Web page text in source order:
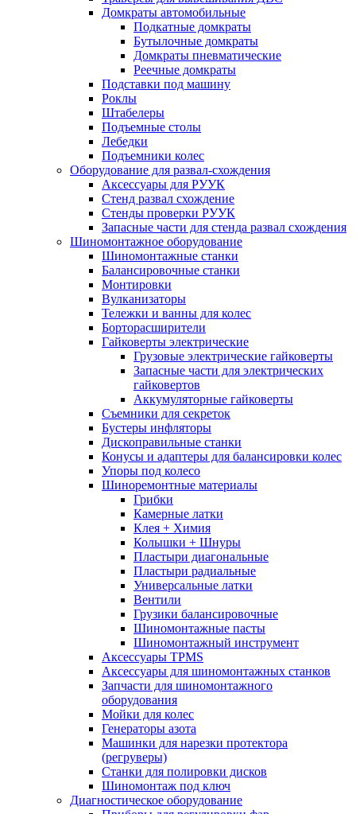
Домкраты автомобильные
Подкатные домкраты
Бутылочные домкраты
Домкраты пневматические
Реечные домкраты
Подставки под машину
Роклы
Штабелеры
Подъемные столы
Лебедки
Подъемники колес
Оборудование для развал-схождения
Аксессуары для РУУК
Стенд развал схождение
Стенды проверки РУУК
Запасные части для стенда развал схождения
Шиномонтажное оборудование
Шиномонтажные станки
Балансировочные станки
Монтировки
Вулканизаторы
Тележки и ванны для колес
Борторасширители
Гайковерты электрические
Грузовые электрические гайковерты
Запасные части для электрических
гайковертов
Аккумуляторные гайковерты
Съемники для секреток
Бустеры инфляторы
Дископравильные станки
Конусы и адаптеры для балансировки колес
Упоры под колесо
Шиноремонтные материалы
Грибки
Камерные латки
Клея + Химия
Колышки + Шнуры
Пластыри диагональные
Пластыри радиальные
Универсальные латки
Вентили
Грузики балансировочные
Шиномонтажные пасты
Шиномонтажный инструмент
Аксессуары TPMS
Аксессуары для шиномонтажных станков
Запчасти для шиномонтажного
оборудования
Мойки для колес
Генераторы азота
Машинки для нарезки протектора
(регруверы)
Станки для полировки дисков
Шиномонтаж под ключ
Диагностическое оборудование